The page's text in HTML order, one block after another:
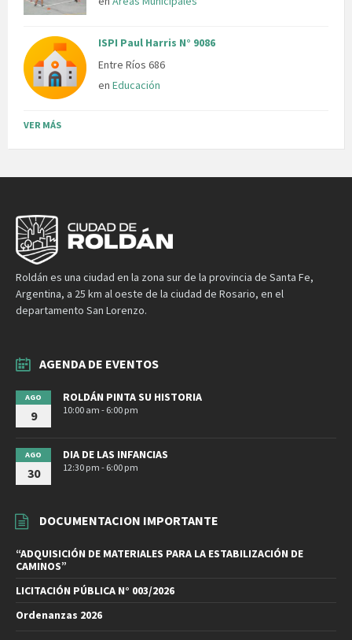
ISPI Paul Harris N° 9086
Entre Ríos 686
en Educación
VER MÁS
Roldán es una ciudad en la zona sur de la provincia de Santa Fe,
Argentina, a 25 km al oeste de la ciudad de Rosario, en el
departamento San Lorenzo.
AGENDA DE EVENTOS
AGO
9
ROLDÁN PINTA SU HISTORIA
10:00 am - 6:00 pm
AGO
30
DIA DE LAS INFANCIAS
12:30 pm - 6:00 pm
DOCUMENTACION IMPORTANTE
“ADQUISICIÓN DE MATERIALES PARA LA ESTABILIZACIÓN DE
CAMINOS”
LICITACIÓN PÚBLICA N° 003/2026
Ordenanzas 2026